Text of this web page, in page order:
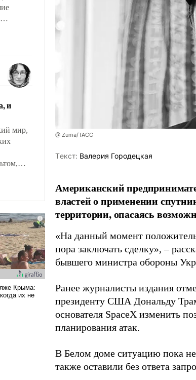
по
Однако
и
мир,
на себя
@ Zuma/ТАСС
Tекст: Валерия Городецкая
Американский
властей о применении
территории, опасаясь
«На данный момент
пора заключать сделку», –
бывшего министра обороны
Ранее журналисты издания
президенту США Дональду
основателя SpaceX изменить
планирования атак.
В Белом доме ситуацию пока
также оставили без ответа